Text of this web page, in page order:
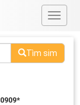
#
Tìm sim
0909*